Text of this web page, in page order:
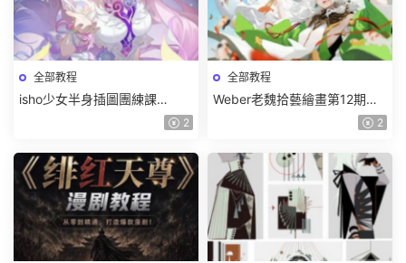
全部教程
isho少女半身插圖團練課
2026【畫質高清隻有視頻】 2
全部教程
Weber老魏拾藝繪畫第12期角
色特訓班【畫質不錯隻有視
2